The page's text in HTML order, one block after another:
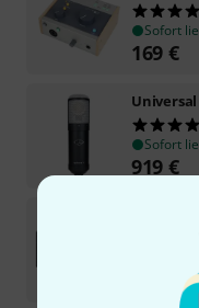
Sofort
169 €
Sofort
919 €